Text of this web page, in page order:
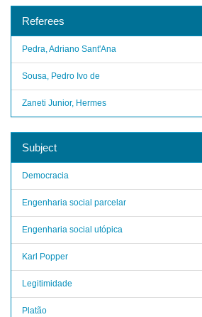
Referees
Pedra, Adriano Sant'Ana
Sousa, Pedro Ivo de
Zaneti Junior, Hermes
Subject
Democracia
Engenharia social parcelar
Engenharia social utópica
Karl Popper
Legitimidade
Platão